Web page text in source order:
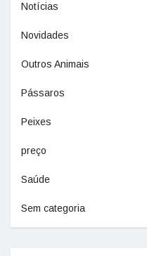
Notícias
Novidades
Outros Animais
Pássaros
Peixes
preço
Saúde
Sem categoria